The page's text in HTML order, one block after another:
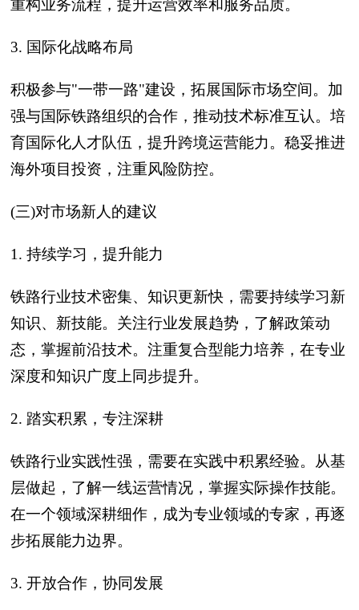
重构业务流程，提升运营效率和服务品质。
3. 国际化战略布局
积极参与"一带一路"建设，拓展国际市场空间。加
强与国际铁路组织的合作，推动技术标准互认。培
育国际化人才队伍，提升跨境运营能力。稳妥推进
海外项目投资，注重风险防控。
(三)对市场新人的建议
1. 持续学习，提升能力
铁路行业技术密集、知识更新快，需要持续学习新
知识、新技能。关注行业发展趋势，了解政策动
态，掌握前沿技术。注重复合型能力培养，在专业
深度和知识广度上同步提升。
2. 踏实积累，专注深耕
铁路行业实践性强，需要在实践中积累经验。从基
层做起，了解一线运营情况，掌握实际操作技能。
在一个领域深耕细作，成为专业领域的专家，再逐
步拓展能力边界。
3. 开放合作，协同发展